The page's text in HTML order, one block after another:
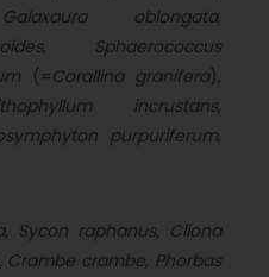
Galaxaura oblongata,
, Sphaerococcus
(=Corallina granifera),
incrustans,
purpuriferum,
, Sycon raphanus, Cliona
Crambe crambe, Phorbas